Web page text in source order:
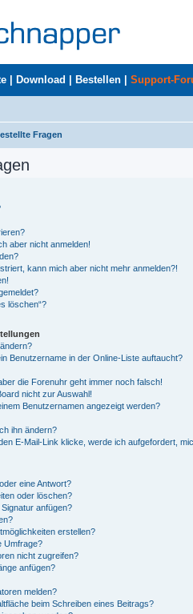
Download Bestellen Support-
Fragen
aber nicht anmelden!
kann mich aber nicht mehr anmelden?!
löschen“?
Benutzername in der Online-Liste auftaucht?
die Forenuhr geht immer noch falsch!
nicht zur Auswahl!
Benutzernamen angezeigt werden?
ihn ändern?
E-Mail-Link klicke, werde ich aufgefordert,
eine Antwort?
oder löschen?
anfügen?
erstellen?
Umfrage?
nicht zugreifen?
anfügen?
melden?
beim Schreiben eines Beitrags?